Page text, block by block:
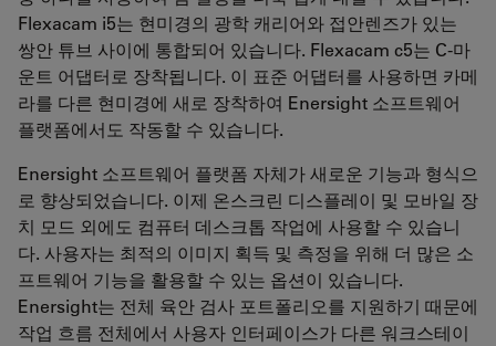
Flexacam i5는 현미경의 광학 캐리어와 접안렌즈가 있는
쌍안 튜브 사이에 통합되어 있습니다. Flexacam c5는 C-마
운트 어댑터로 장착됩니다. 이 표준 어댑터를 사용하면 카메
라를 다른 현미경에 새로 장착하여 Enersight 소프트웨어
플랫폼에서도 작동할 수 있습니다.
Enersight 소프트웨어 플랫폼 자체가 새로운 기능과 형식으
로 향상되었습니다. 이제 온스크린 디스플레이 및 모바일 장
치 모드 외에도 컴퓨터 데스크톱 작업에 사용할 수 있습니
다. 사용자는 최적의 이미지 획득 및 측정을 위해 더 많은 소
프트웨어 기능을 활용할 수 있는 옵션이 있습니다.
Enersight는 전체 육안 검사 포트폴리오를 지원하기 때문에
작업 흐름 전체에서 사용자 인터페이스가 다른 워크스테이